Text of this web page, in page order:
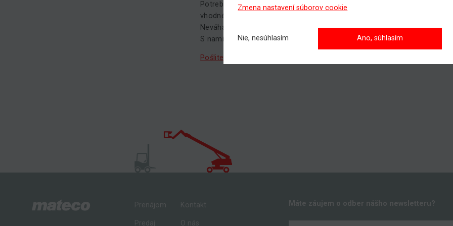
Potrebujete si prenajať pracovnú plošinu, prípadne potrebujete poradiť pri
vhodného pracovného stroja?
Neváhajte kontaktovať nášho obchodníka, všetky kontakty nájdeteTU.
S nami dosiahnete vyššie!
Pošlite nám nezáväzný dopyt
Prenájom
Predaj
Kontakt
O nás
Máte záujem o odber nášho newsletteru?
Zmena nastavení súborov cookie
Nie, nesúhlasím Ano, súhlasím